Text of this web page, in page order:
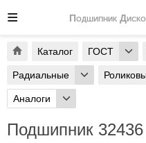
Каталог ГОСТ
Радиальные
Аналоги
Подшипник 32436
Подшипник